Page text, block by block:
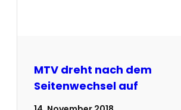
MTV dreht nach dem
Seitenwechsel auf